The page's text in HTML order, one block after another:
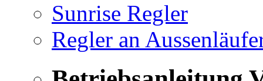
Sunrise Regler
Regler an